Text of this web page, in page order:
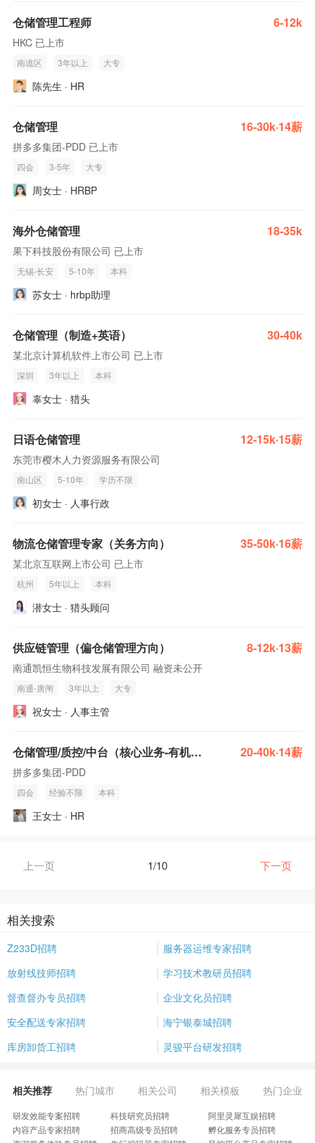
仓储管理工程师 6-12k
HKC 已上市
南谯区 3年以上 大专
陈先生 · HR
仓储管理 16-30k·14薪
拼多多集团-PDD 已上市
四会 3-5年 大专
周女士 · HRBP
海外仓储管理 18-35k
果下科技股份有限公司 已上市
无锡-长安 5-10年 本科
苏女士 · hrbp助理
仓储管理（制造+英语） 30-40k
某北京计算机软件上市公司 已上市
深圳 3年以上 本科
辜女士 · 猎头
日语仓储管理 12-15k·15薪
东莞市樱木人力资源服务有限公司
南山区 5-10年 学历不限
初女士 · 人事行政
物流仓储管理专家（关务方向） 35-50k·16薪
某北京互联网上市公司 已上市
杭州 5年以上 本科
潜女士 · 猎头顾问
供应链管理（偏仓储管理方向） 8-12k·13薪
南通凯恒生物科技发展有限公司 融资未公开
南通-唐闸 3年以上 大专
祝女士 · 人事主管
仓储管理/质控/中台（核心业务-有机会外派） 20-40k·14薪
拼多多集团-PDD
四会 经验不限 本科
王女士 · HR
上一页 1/10 下一页
相关搜索
Z233D招聘
服务器运维专家招聘
放射线技师招聘
学习技术教研员招聘
督查督办专员招聘
企业文化员招聘
安全配送专家招聘
海宁银泰城招聘
库房卸货工招聘
灵骏平台研发招聘
相关推荐 热门城市 相关公司 相关模板 热门企业
研发效能专案招聘 科技研究员招聘
阿里灵犀互娱招聘
内容产品专家招聘
招商高级专员招聘
孵化服务专员招聘